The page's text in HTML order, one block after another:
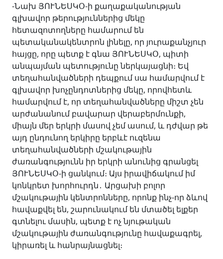
-Նախ ՅՈՒՆԵՍԿՕ-ի քաղաքականության
գլխավոր թերություններից մեկը
հետազոտողները համարում են
պետականակենտրոն լինելը, որ յուրաքանչյուր
հայցը, որը պետք է գնա ՅՈՒՆԵՍԿՕ, պիտի
անպայման պետությունը ներկայացնի։ Եվ
տեղահանվածների դեպքում սա համարվում է
գլխավոր խոչընդոտներից մեկը, որովհետև
համարվում է, որ տեղահանվածները միշտ չեն
արժանանում բավարար վերաբերմունքի,
միայն մեր երկրի մասով չեմ ասում, և դժվար թե
այդ ընդունող երկիրը երբևէ ուզենա
տեղահանվածների մշակութային
ժառանգությունն իր երկրի անունից գրանցել
ՅՈՒՆԵՍԿՕ-ի ցանկում։ Այս իրավիճակում իմ
կոնկրետ խորհուրդն․ Արցախի բոլոր
մշակութային կենտրոնները, որոնք ինչ-որ ձևով
հավաքվել են, շարունակում են մտածել ելքեր
գտնելու մասին, պետք է ոչ նյութական
մշակութային ժառանգությունը հավաքագրել,
կիրառել և հանրայնացնել։